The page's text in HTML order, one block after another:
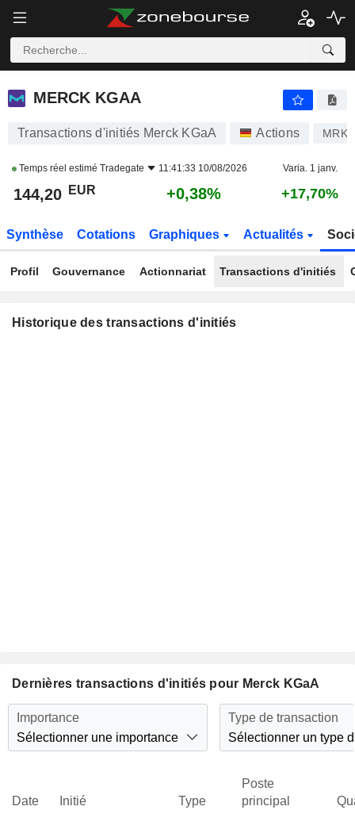
MERCK KGAA
MERCK KGAA
Transactions d'initiés Merck KGaA Actions MRK
Temps réel estimé Tradegate 11:41:33 10/08/2026 Varia. 1 janv.
144,20 EUR +0,38% +17,70%
Synthèse Cotations Graphiques Actualités
Profil Gouvernance Actionnariat Transactions d'initiés
Historique des transactions d'initiés
Dernières transactions d'initiés pour Merck KGaA
Importance
Sélectionner une importance
Type de transaction
Sélectionner un type
Date Initié Type
Poste
principal